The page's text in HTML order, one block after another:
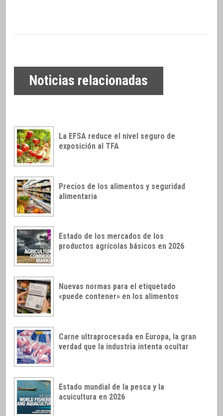
Noticias relacionadas
La EFSA reduce el nivel seguro de
exposición al TFA
Precios de los alimentos y seguridad
alimentaria
Estado de los mercados de los
productos agrícolas básicos en 2026
Nuevas normas para el etiquetado
«puede contener» en los alimentos
Carne ultraprocesada en Europa, la gran
verdad que la industria intenta ocultar
Estado mundial de la pesca y la
acuicultura en 2026